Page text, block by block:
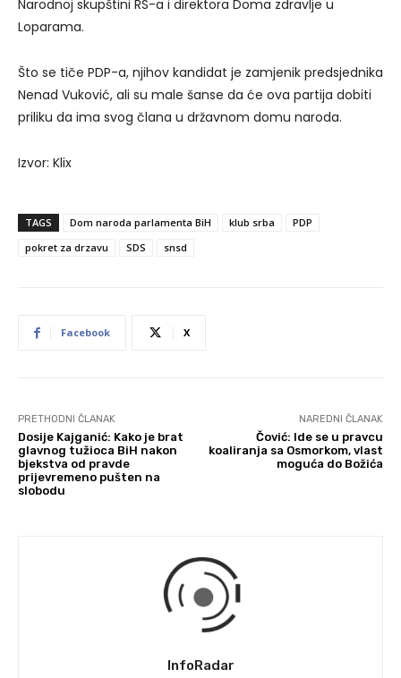
Narodnoj skupštini RS-a i direktora Doma zdravlje u
Loparama.
Što se tiče PDP-a, njihov kandidat je zamjenik predsjednika
Nenad Vuković, ali su male šanse da će ova partija dobiti
priliku da ima svog člana u državnom domu naroda.
Izvor: Klix
TAGS Dom naroda parlamenta BiH klub srba
PDP
pokret za drzavu
SDS snsd
Facebook X
PRETHODNI ČLANAK
Dosije Kajganić: Kako je brat
glavnog tužioca BiH nakon
bjekstva od pravde
prijevremeno pušten na
slobodu
NAREDNI ČLANAK
Čović: Ide se u pravcu
koaliranja sa Osmorkom, vlast
moguća do Božića
InfoRadar